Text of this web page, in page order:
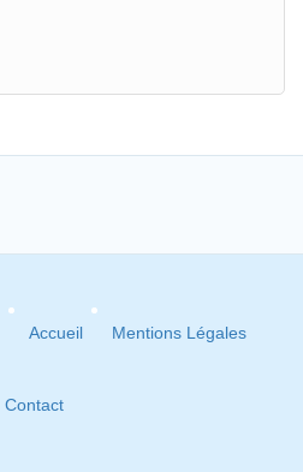
Accueil Mentions Légales
Contact